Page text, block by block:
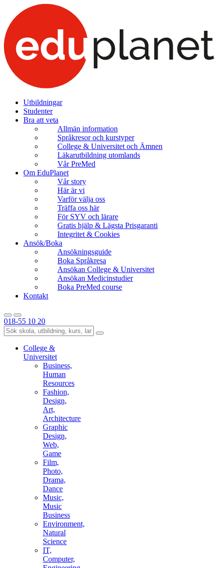
Utbildningar
Studenter
Bra att veta
Allmän information
Språkresor och kurstyper
College & Universitet och Ämnen
Läkarutbildning utomlands
Vår PreMed
Om EduPlanet
Vår story
Här är vi
Varför välja oss
Träffa oss här
För SYV och lärare
Gratis hjälp & Lägsta Prisgaranti
Integritet & Cookies
Ansök/Boka
Ansökningsguide
Boka Språkresa
Ansökan College & Universitet
Ansökan Medicinstudier
Boka PreMed course
Kontakt
018-55 10 20
College &
Universitet
Business,
Human
Resources
Fashion,
Design,
Art,
Architecture
Graphic
Design,
Web,
Game
Film,
Photo,
Drama,
Dance
Music,
Music
Business
Environment,
Natural
Science
IT,
Computer,